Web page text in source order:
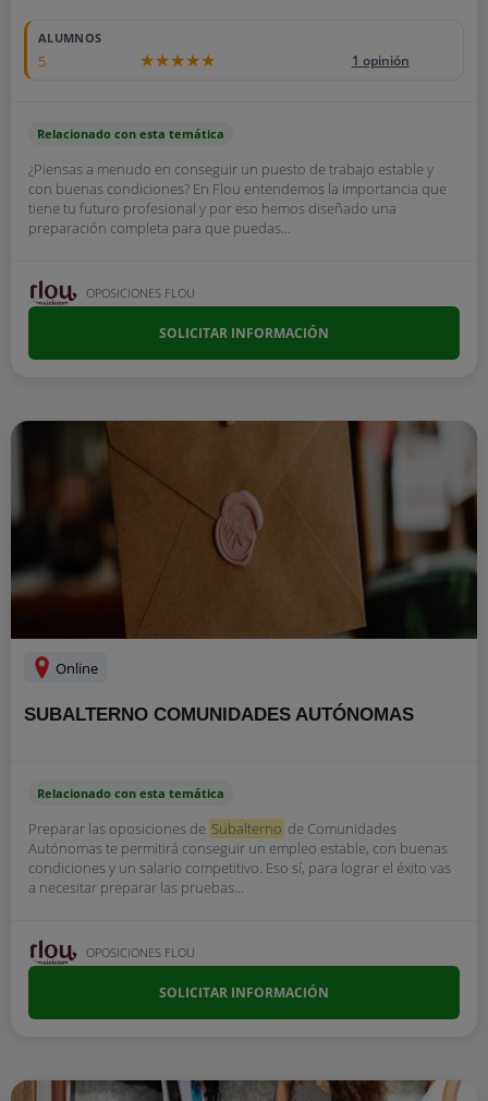
ALUMNOS
5 1 opinión
Relacionado con esta temática
¿Piensas a menudo en conseguir un puesto de trabajo estable y
con buenas condiciones? En Flou entendemos la importancia que
tiene tu futuro profesional y por eso hemos diseñado una
preparación completa para que puedas...
OPOSICIONES FLOU
SOLICITAR INFORMACIÓN
Online
SUBALTERNO COMUNIDADES AUTÓNOMAS
Relacionado con esta temática
Preparar las oposiciones de Subalterno de Comunidades
Autónomas te permitirá conseguir un empleo estable, con buenas
condiciones y un salario competitivo. Eso sí, para lograr el éxito vas
a necesitar preparar las pruebas...
OPOSICIONES FLOU
SOLICITAR INFORMACIÓN